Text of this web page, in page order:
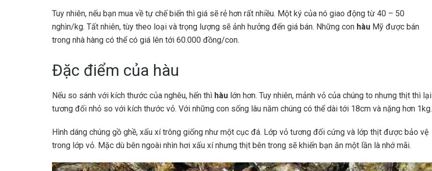
Tuy nhiên, nếu bạn mua về tự chế biến thì giá sẽ rẻ hơn rất nhiều. Một ký của nó giao động từ 40 – 50
nghìn/kg. Tất nhiên, tùy theo loại và trọng lượng sẽ ảnh hưởng đến giá bán. Những con hàu Mỹ được bán
trong nhà hàng có thể có giá lên tới 60.000 đồng/con.
Đặc điểm của hàu
Nếu so sánh với kích thước của nghêu, hến thì hàu lớn hơn. Tuy nhiên, mảnh vỏ của chúng to nhưng thịt thì lại
tương đối nhỏ so với kích thước vỏ. Với những con sống lâu năm chúng có thể dài tới 18cm và nặng hơn 1kg.
Hình dáng chúng gồ ghề, xấu xí trông giống như một cục đá. Lớp vỏ tương đối cứng và lớp thịt được bảo vệ
trong lớp vỏ. Mặc dù bên ngoài nhìn hơi xấu xí nhưng thịt bên trong sẽ khiến bạn ăn một lần là nhớ mãi.